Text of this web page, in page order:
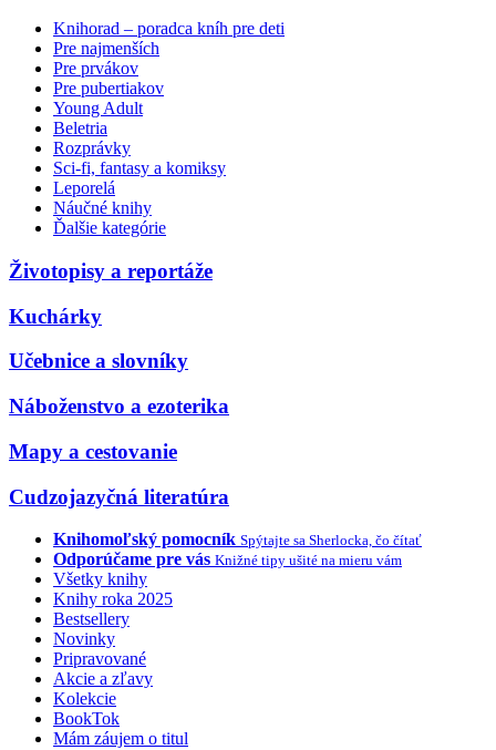
Knihorad – poradca kníh pre deti
Pre najmenších
Pre prvákov
Pre pubertiakov
Young Adult
Beletria
Rozprávky
Sci-fi, fantasy a komiksy
Leporelá
Náučné knihy
Ďalšie kategórie
Životopisy a reportáže
Kuchárky
Učebnice a slovníky
Náboženstvo a ezoterika
Mapy a cestovanie
Cudzojazyčná literatúra
Knihomoľský pomocník Spýtajte sa Sherlocka, čo čítať
Odporúčame pre vás Knižné tipy ušité na mieru vám
Všetky knihy
Knihy roka 2025
Bestsellery
Novinky
Pripravované
Akcie a zľavy
Kolekcie
BookTok
Mám záujem o titul